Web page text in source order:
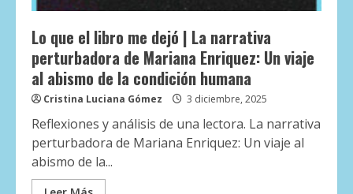
Lo que el libro me dejó | La narrativa
perturbadora de Mariana Enriquez: Un viaje
al abismo de la condición humana
Cristina Luciana Gómez 3 diciembre, 2025
Reflexiones y análisis de una lectora. La narrativa
perturbadora de Mariana Enriquez: Un viaje al
abismo de la...